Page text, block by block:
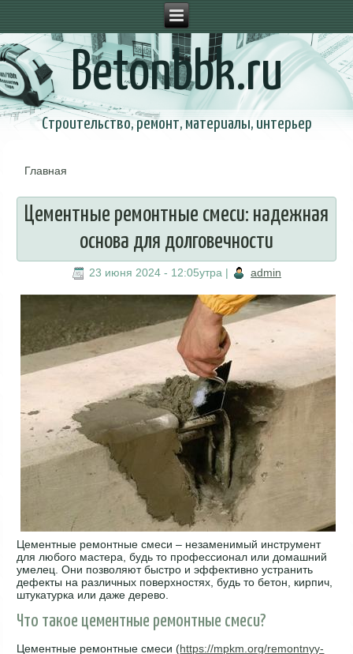
Betonbbk.ru
Строительство, ремонт, материалы, интерьер
Главная
Цементные ремонтные смеси: надежная
основа для долговечности
23 июня 2024 - 12:05утра | admin
Цементные ремонтные смеси – незаменимый инструмент
для любого мастера, будь то профессионал или домашний
умелец. Они позволяют быстро и эффективно устранить
дефекты на различных поверхностях, будь то бетон, кирпич,
штукатурка или даже дерево.
Что такое цементные ремонтные смеси?
Цементные ремонтные смеси (https://mpkm.org/remontnyy-